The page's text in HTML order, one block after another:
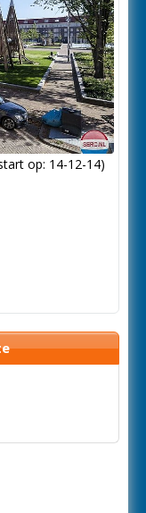
op: 14-12-14)